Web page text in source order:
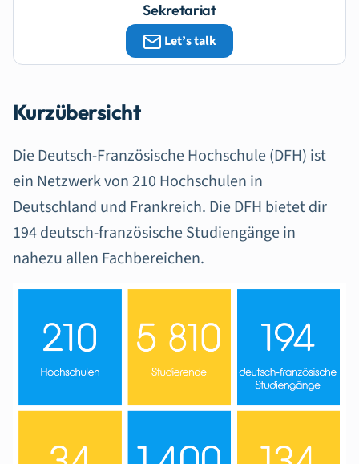
Kurzübersicht
Die Deutsch-Französische Hochschule (DFH) ist
ein Netzwerk von 210 Hochschulen in
Deutschland und Frankreich. Die DFH bietet dir
194 deutsch-französische Studiengänge in
nahezu allen Fachbereichen.
Sekretariat
Let’s talk